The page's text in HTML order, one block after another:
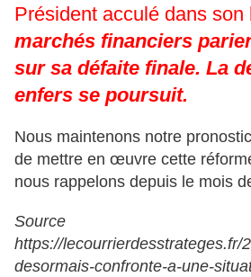
Président acculé dans son
marchés financiers
sur sa défaite finale. La
enfers se poursuit.
Nous maintenons notre
de mettre en œuvre cette
nous rappelons depuis le mois
https://lecourrierdesstrateges.fr/
desormais-confronte-a-une-